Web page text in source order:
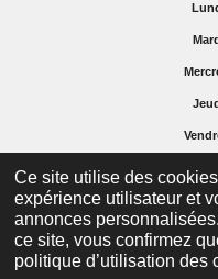
Ce site utilise des
expérience utilisateur et
annonces
ce site, vous confirmez
politique d’utilisation des
© 2025 Supremefoodshop.ch